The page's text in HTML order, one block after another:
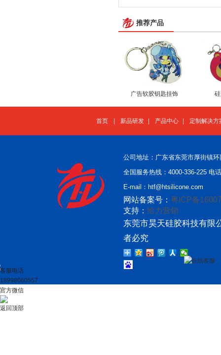
推荐产品
广告软胶钥匙挂饰
首页 新品研发 产品中心 定制解决方
公司地址：广东省东莞市厚街镇
全国服务热线：4000-336-225 电
E-mail：htf@htsilicone.com
网站备案号： 粤ICP备
支持： 给力营销
东莞市昊天硅胶科技有限
者必究
在线客服
客服电话
18998060557
官方微信
返回顶部